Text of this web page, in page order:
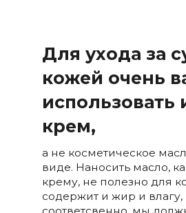
Для ухода за
кожей очень
использовать
крем,
а не косметическое
виде. Наносить масло,
крему, не полезно для
содержит и жир и влагу,